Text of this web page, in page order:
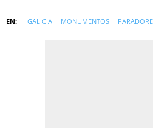
GALICIA MONUMENTOS